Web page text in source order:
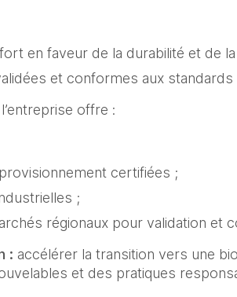
en faveur de la durabilité et de
et conformes aux standards
l’entreprise offre :
certifiées ;
;
régionaux pour validation et
: accélérer la transition vers une
et des pratiques